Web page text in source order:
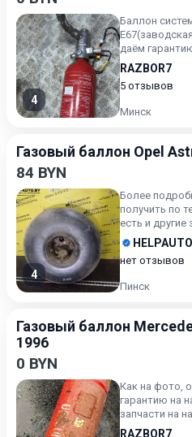
4
Баллон
даём
установка
RAZBOR7
5 отзывов
Минск
Газовый баллон Opel
84 BYN
4
Более
получить по
есть и другие
нет отзывов
Пинск
Газовый баллон
1996
0 BYN
Как на фото,
гарантию на
запчасти на
назвать
RAZBOR7